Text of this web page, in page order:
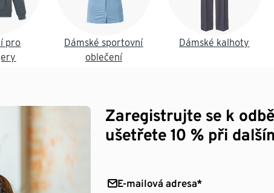
pro
Dámské sportovní
oblečení
Dámské kalhoty
Zaregistrujte se k
ušetřete 10 % při
E-mailová adresa*